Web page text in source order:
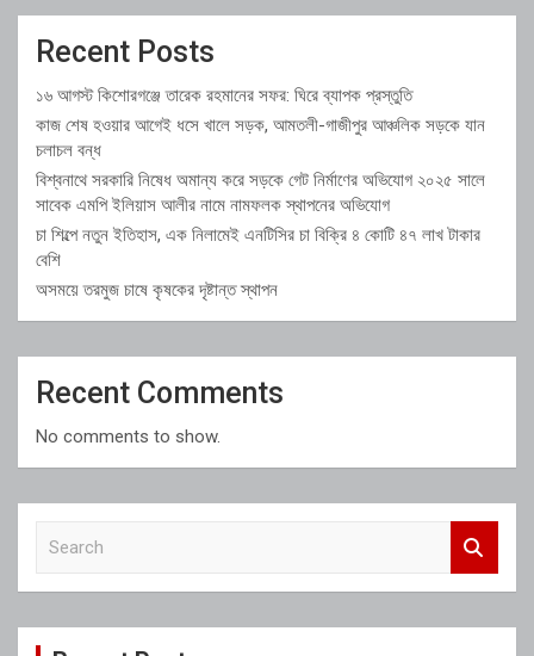
Recent Posts
১৬ আগস্ট কিশোরগঞ্জে তারেক রহমানের সফর: ঘিরে ব্যাপক প্রস্তুতি
কাজ শেষ হওয়ার আগেই ধসে খালে সড়ক, আমতলী-গাজীপুর আঞ্চলিক সড়কে যান
চলাচল বন্ধ
বিশ্বনাথে সরকারি নিষেধ অমান্য করে সড়কে গেট নির্মাণের অভিযোগ ২০২৫ সালে
সাবেক এমপি ইলিয়াস আলীর নামে নামফলক স্থাপনের অভিযোগ
চা শিল্পে নতুন ইতিহাস, এক নিলামেই এনটিসির চা বিক্রি ৪ কোটি ৪৭ লাখ টাকার
বেশি
অসময়ে তরমুজ চাষে কৃষকের দৃষ্টান্ত স্থাপন
Recent Comments
No comments to show.
c